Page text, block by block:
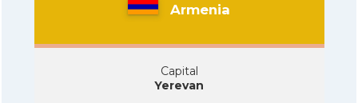
Armenia
Capital
Yerevan